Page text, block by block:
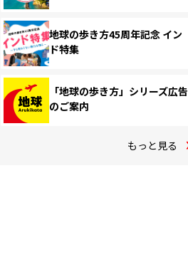
地球の歩き方45周年記念 イン
ド特集
「地球の歩き方」シリーズ広告
のご案内
もっと見る